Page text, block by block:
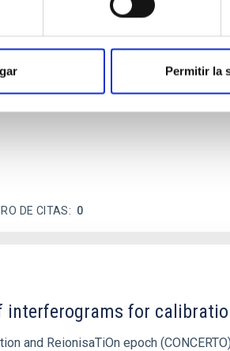
Permitir la
of the Einstein
imaged gravitationally
new photometric technique. This
DE CITAS 0
interferograms for
and ReionisaTiOn epoch